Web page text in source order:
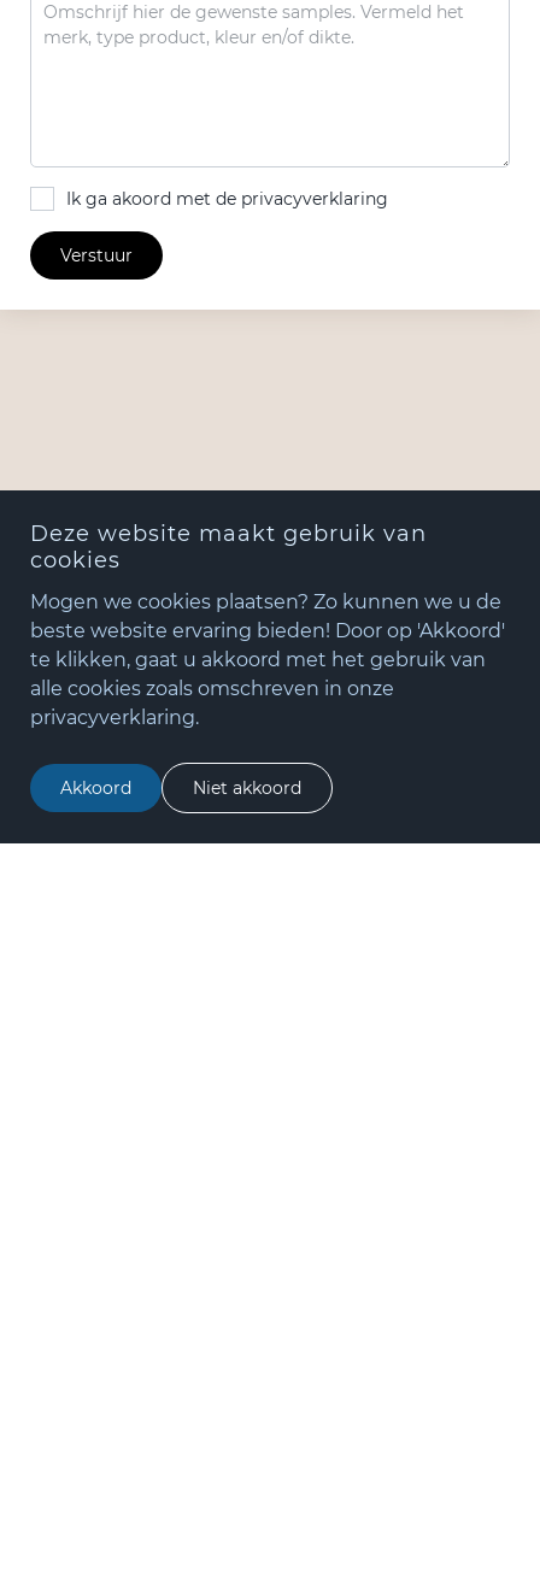
Deze website maakt gebruik van
cookies
Mogen we cookies plaatsen? Zo kunnen we u de
beste website ervaring bieden! Door op 'Akkoord'
te klikken, gaat u akkoord met het gebruik van
alle cookies zoals omschreven in onze
privacyverklaring.
Akkoord Niet akkoord
+31(0)348 - 75 06 82
matude@matude.nl
zoeken
Ik ga akoord met de privacyverklaring
Verstuur